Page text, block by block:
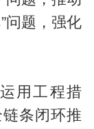
问题，强化
用工程措
条闭环推